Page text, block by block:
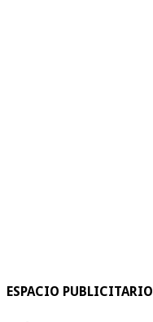
ESPACIO PUBLICITARIO